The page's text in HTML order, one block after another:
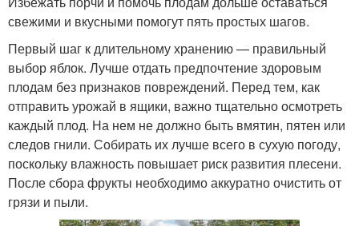
свежими и вкусными помогут пять простых шагов.
Первый шаг к длительному хранению — правильный
выбор яблок. Лучше отдать предпочтение здоровым
плодам без признаков повреждений. Перед тем, как
отправить урожай в ящики, важно тщательно осмотреть
каждый плод. На нем не должно быть вмятин, пятен или
следов гнили. Собирать их лучше всего в сухую погоду,
поскольку влажность повышает риск развития плесени.
После сбора фрукты необходимо аккуратно очистить от
грязи и пыли.